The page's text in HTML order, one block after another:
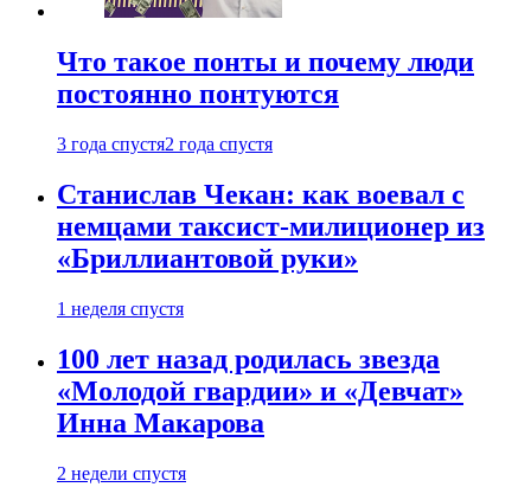
Что такое понты и почему люди
постоянно понтуются
3 года спустя2 года спустя
Станислав Чекан: как воевал с
немцами таксист-милиционер из
«Бриллиантовой руки»
1 неделя спустя
100 лет назад родилась звезда
«Молодой гвардии» и «Девчат»
Инна Макарова
2 недели спустя